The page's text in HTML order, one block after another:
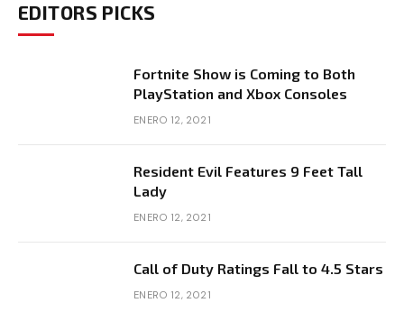
EDITORS PICKS
Fortnite Show is Coming to Both
PlayStation and Xbox Consoles
ENERO 12, 2021
Resident Evil Features 9 Feet Tall
Lady
ENERO 12, 2021
Call of Duty Ratings Fall to 4.5 Stars
ENERO 12, 2021